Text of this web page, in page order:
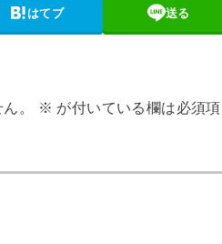
はてブ 送る
。 ※ が付いている欄は必須